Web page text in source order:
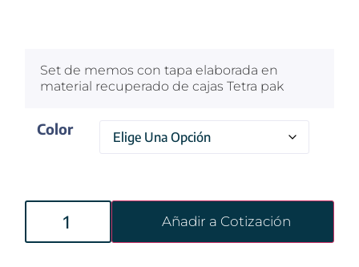
Set de memos con tapa elaborada en
material recuperado de cajas Tetra pak
Color
Añadir a Cotización